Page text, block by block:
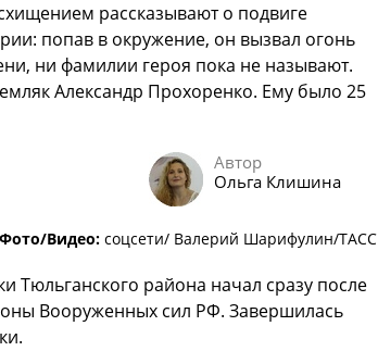
рассказывают о подвиге
попав в окружение, он вызвал огонь
ни фамилии героя пока не называют.
Александр Прохоренко. Ему было 25
Автор
Ольга Клишина
Фото/Видео: соцсети/ Валерий Шарифулин/ТАСС
Тюльганского района начал сразу после
Вооруженных сил РФ. Завершилась